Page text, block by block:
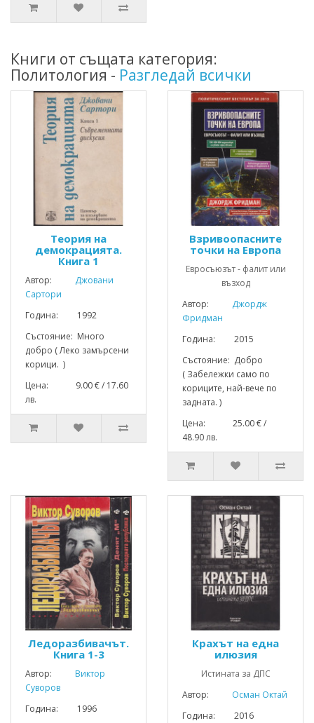
Книги от същата категория:
Политология - Разгледай всички
Теория на
демокрацията.
Книга 1
Автор:
Джовани
Сартори
Година: 1992
Състояние: Много
добро ( Леко замърсени
корици. )
Цена: 9.00 € / 17.60
лв.
Взривоопасните
точки на Европа
Евросъюзът - фалит или
възход
Автор:
Джордж
Фридман
Година: 2015
Състояние: Добро
( Забележки само по
кориците, най-вече по
задната. )
Цена: 25.00 € /
48.90 лв.
Ледоразбивачът.
Книга 1-3
Автор:
Виктор
Суворов
Година: 1996
Крахът на една
илюзия
Истината за ДПС
Автор:
Осман Октай
Година: 2016